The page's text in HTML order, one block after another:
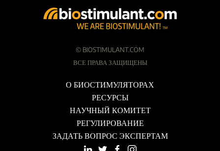
© BIOSTIMULANT.COM
ВСЕ ПРАВА ЗАЩИЩЕНЫ
О БИОСТИМУЛЯТОРАХ
РЕСУРСЫ
НАУЧНЫЙ КОМИТЕТ
РЕГУЛИРОВАНИЕ
ЗАДАТЬ ВОПРОС ЭКСПЕРТАМ